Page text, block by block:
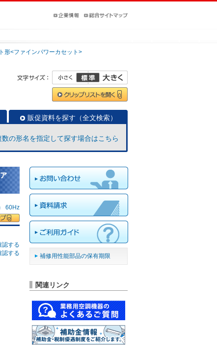
形<ファインパワーカセット>
販促資料を探す（全文検索）
数の形名を指定して探す場合はこちら
60Hz
認する
認する
補修用性能部品の保有期限
関連リンク